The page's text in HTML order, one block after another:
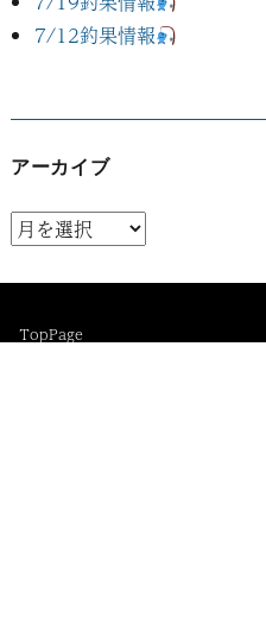
7/12釣果情報
アーカイブ
ア
カ
イ
TopPage